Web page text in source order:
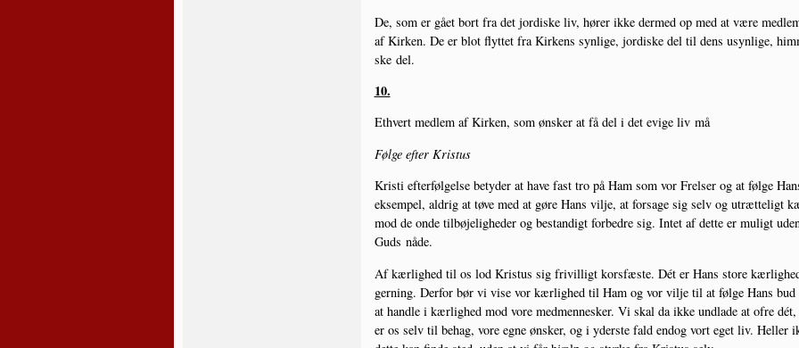
De, som er gået bort fra det jor­di­ske liv, hører ikke der­med op med at være
af Kir­ken. De er blot flyt­tet fra Kir­kens syn­li­ge, jor­di­ske del til dens usyn­li­ge,
ske del.
10.
Ethvert med­lem af Kir­ken, som ønsker at få del i det evi­ge liv må
Føl­ge efter Kristus
Kri­sti efter­føl­gel­se bety­der at have fast tro på Ham som vor Frel­ser og at føl­ge
eksem­pel, aldrig at tøve med at gøre Hans vil­je, at for­sa­ge sig selv og utræt­te­ligt
mod de onde til­bø­je­lig­he­der og bestan­digt for­bed­re sig. Intet af det­te er muligt
Guds nåde.
Af kær­lig­hed til os lod Kristus sig fri­vil­ligt kors­fæ­ste. Dét er Hans sto­re
ger­ning. Der­for bør vi vise vor kær­lig­hed til Ham og vor vil­je til at føl­ge Hans bud
at hand­le i kær­lig­hed mod vore med­men­ne­sker. Vi skal da ikke und­la­de at ofre dét,
er os selv til behag, vore egne ønsker, og i yder­ste fald endog vort eget liv. Hel­ler